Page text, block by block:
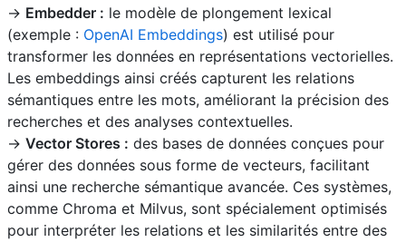
-> Embedder : le modèle de plongement lexical
(exemple : OpenAI Embeddings) est utilisé pour
transformer les données en représentations vectorielles.
Les embeddings ainsi créés capturent les relations
sémantiques entre les mots, améliorant la précision des
recherches et des analyses contextuelles.
-> Vector Stores : des bases de données conçues pour
gérer des données sous forme de vecteurs, facilitant
ainsi une recherche sémantique avancée. Ces systèmes,
comme Chroma et Milvus, sont spécialement optimisés
pour interpréter les relations et les similarités entre des